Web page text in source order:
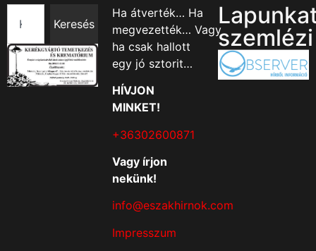
Keresés
Ha átverték… Ha
megvezették… Vagy
ha csak hallott
egy jó sztorit…
HÍVJON
MINKET!
+36302600871
Vagy írjon
nekünk!
info@eszakhirnok.com
Impresszum
szemlézi